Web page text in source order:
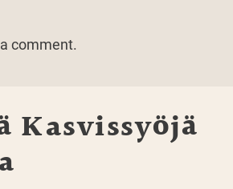
comment.
Kasvissyöjä